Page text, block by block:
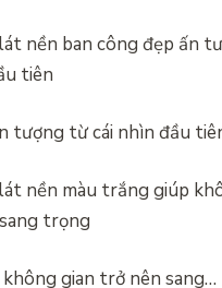
tượng từ cái nhìn đầu
gian trở nên sang…